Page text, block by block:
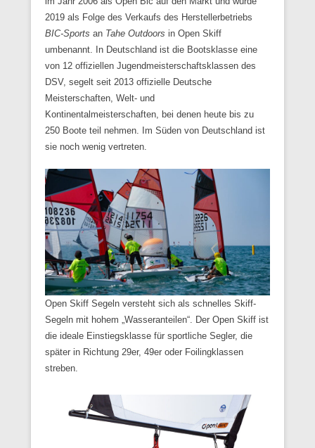
2019 als Folge des Verkaufs des Herstellerbetriebs
BIC-Sports an Tahe Outdoors in Open Skiff
umbenannt. In Deutschland ist die Bootsklasse eine
von 12 offiziellen Jugendmeisterschaftsklassen des
DSV, segelt seit 2013 offizielle Deutsche
Meisterschaften, Welt- und
Kontinentalmeisterschaften, bei denen heute bis zu
250 Boote teil nehmen. Im Süden von Deutschland ist
sie noch wenig vertreten.
Open Skiff Segeln versteht sich als schnelles Skiff-
Segeln mit hohem „Wasseranteilen“. Der Open Skiff ist
die ideale Einstiegsklasse für sportliche Segler, die
später in Richtung 29er, 49er oder Foilingklassen
streben.